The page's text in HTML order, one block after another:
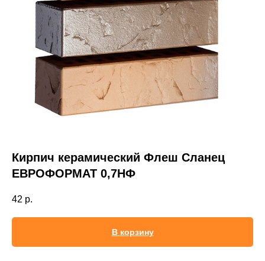
Кирпич керамический Флеш Сланец
ЕВРОФОРМАТ 0,7НФ
42 р.
В корзину